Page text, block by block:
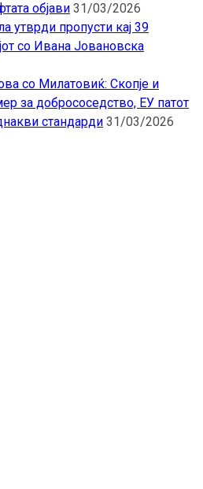
објави 31/03/2026
утврди пропусти кај 39
со Ивана Јовановска
со Милатовиќ: Скопје и
за добрососедство, ЕУ патот
стандарди 31/03/2026